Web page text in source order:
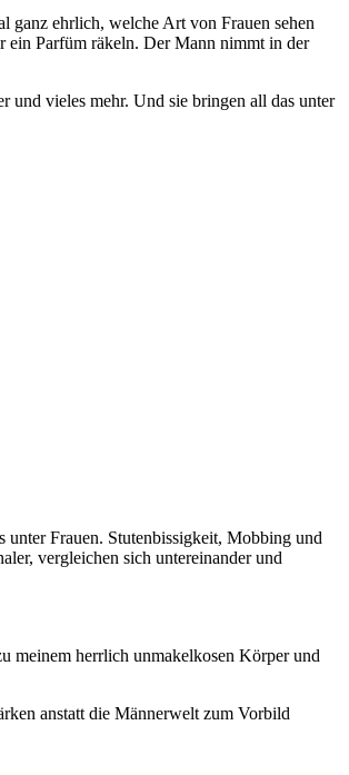
ganz ehrlich, welche Art von Frauen sehen
ein Parfüm räkeln. Der Mann nimmt in der
und vieles mehr. Und sie bringen all das unter
Frauen. Stutenbissigkeit, Mobbing und
vergleichen sich untereinander und
meinem herrlich unmakelkosen Körper und
anstatt die Männerwelt zum Vorbild